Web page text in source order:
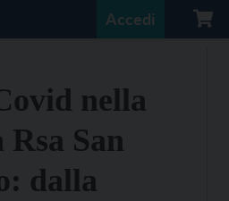
Accedi
nella
San
dalla